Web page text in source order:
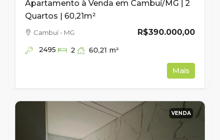
Apartamento à Venda em Cambuí/MG | 2
Quartos | 60,21m²
R$390.000,00
Cambuí - MG
2495 2 60,21 m²
Mais
VENDA